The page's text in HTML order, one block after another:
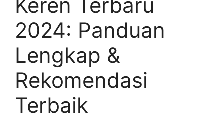
2024: Panduan
Lengkap &
Rekomendasi
Terbaik